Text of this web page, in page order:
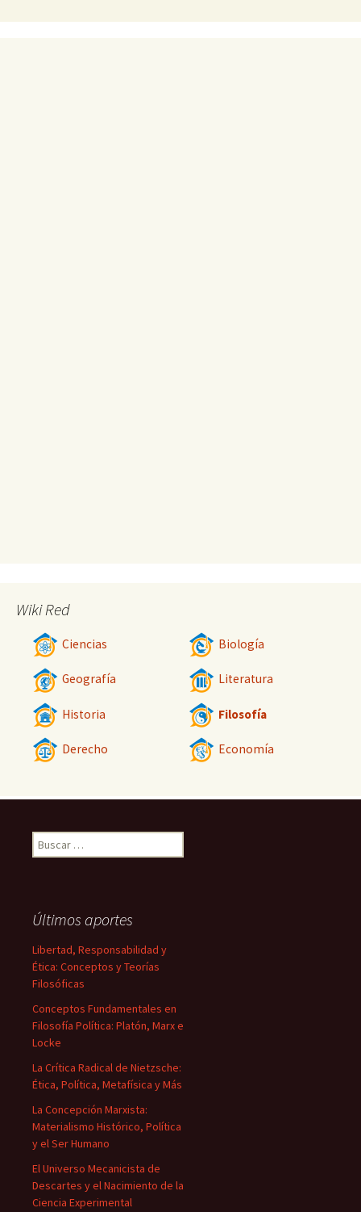
Wiki Red
Ciencias Biología
Geografía Literatura
Historia Filosofía
Derecho Economía
Buscar:
Últimos aportes
Libertad, Responsabilidad y
Ética: Conceptos y Teorías
Filosóficas
Conceptos Fundamentales en
Filosofía Política: Platón, Marx e
Locke
La Crítica Radical de Nietzsche:
Ética, Política, Metafísica y Más
La Concepción Marxista:
Materialismo Histórico, Política
y el Ser Humano
El Universo Mecanicista de
Descartes y el Nacimiento de la
Ciencia Experimental